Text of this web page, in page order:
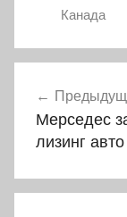
Канада
по
записям
Мерседес
лизинг